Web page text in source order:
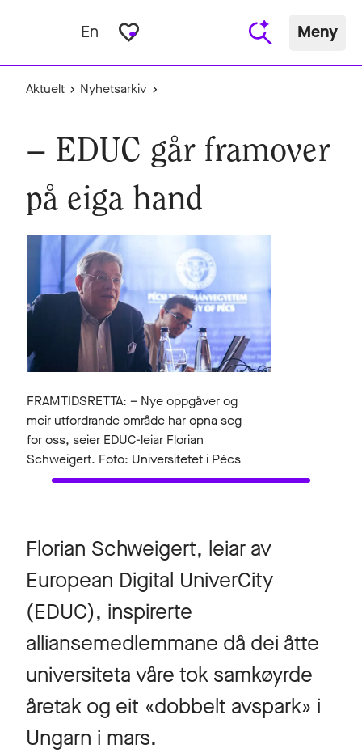
En favorite_border Meny
Aktuelt Nyhetsarkiv
– EDUC går framover
på eiga hand
FRAMTIDSRETTA: – Nye oppgåver og
meir utfordrande område har opna seg
for oss, seier EDUC-leiar Florian
Schweigert. Foto: Universitetet i Pécs
Florian Schweigert, leiar av
European Digital UniverCity
(EDUC), inspirerte
alliansemedlemmane då dei åtte
universiteta våre tok samkøyrde
åretak og eit «dobbelt avspark» i
Ungarn i mars.